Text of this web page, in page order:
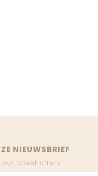
NIEUWSBRIEF
our latest offers